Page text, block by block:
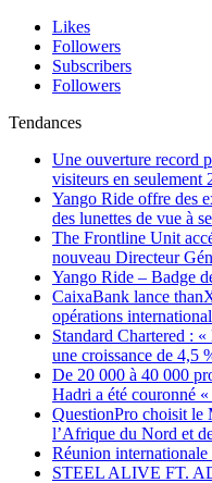
Likes
Followers
Subscribers
Followers
Tendances
Une ouverture record
visiteurs en seulement
Yango Ride offre des
des lunettes de vue à
The Frontline Unit
nouveau Directeur
Yango Ride – Badge
CaixaBank lance
opérations
Standard Chartered :
une croissance de 4,5
De 20 000 à 40 000
Hadri a été couronné
QuestionPro choisit le
l’Afrique du Nord et
Réunion
STEEL ALIVE FT.